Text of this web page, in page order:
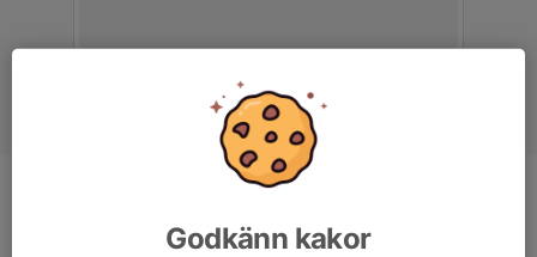
Godkänn kakor